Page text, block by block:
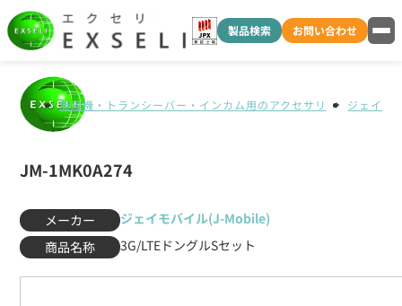
製品検索 お問い合わせ
無線機・トランシーバー・インカム用のアクセサリ ジェイモ
JM-1MK0A274
メーカー
ジェイモバイル(J-Mobile)
商品名称
3G/LTEドングルSセット